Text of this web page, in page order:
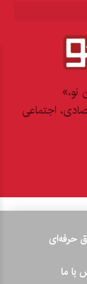
نو،»
اجتماعی
حرفه‌ای
با ما